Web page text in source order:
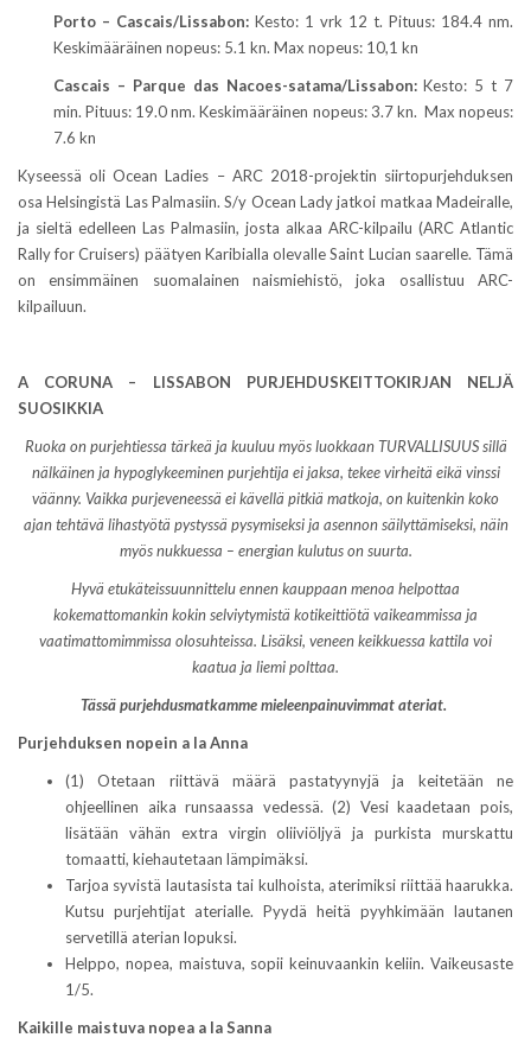
Porto – Cascais/Lissabon: Kesto: 1 vrk 12 t. Pituus: 184.4 nm.
Keskimääräinen nopeus: 5.1 kn. Max nopeus: 10,1 kn
Cascais – Parque das Nacoes-satama/Lissabon:Kesto: 5 t 7
min. Pituus: 19.0 nm. Keskimääräinen nopeus: 3.7 kn. Max nopeus:
7.6 kn
Kyseessä oli Ocean Ladies – ARC 2018-projektin siirtopurjehduksen
osa Helsingistä Las Palmasiin. S/y Ocean Lady jatkoi matkaa Madeiralle,
ja sieltä edelleen Las Palmasiin, josta alkaa ARC-kilpailu (ARC Atlantic
Rally for Cruisers) päätyen Karibialla olevalle Saint Lucian saarelle. Tämä
on ensimmäinen suomalainen naismiehistö, joka osallistuu ARC-
kilpailuun.
A CORUNA – LISSABON PURJEHDUSKEITTOKIRJAN NELJÄ
SUOSIKKIA
Ruoka on purjehtiessa tärkeä ja kuuluu myös luokkaan TURVALLISUUS sillä
nälkäinen ja hypoglykeeminen purjehtija ei jaksa, tekee virheitä eikä vinssi
väänny. Vaikka purjeveneessä ei kävellä pitkiä matkoja, on kuitenkin koko
ajan tehtävä lihastyötä pystyssä pysymiseksi ja asennon säilyttämiseksi, näin
myös nukkuessa – energian kulutus on suurta.
Hyvä etukäteissuunnittelu ennen kauppaan menoa helpottaa
kokemattomankin kokin selviytymistä kotikeittiötä vaikeammissa ja
vaatimattomimmissa olosuhteissa. Lisäksi, veneen keikkuessa kattila voi
kaatua ja liemi polttaa.
Tässä purjehdusmatkamme mieleenpainuvimmat ateriat.
Purjehduksen nopein a la Anna
(1) Otetaan riittävä määrä pastatyynyjä ja keitetään ne
ohjeellinen aika runsaassa vedessä. (2) Vesi kaadetaan pois,
lisätään vähän extra virgin oliiviöljyä ja purkista murskattu
tomaatti, kiehautetaan lämpimäksi.
Tarjoa syvistä lautasista tai kulhoista, aterimiksi riittää haarukka.
Kutsu purjehtijat aterialle. Pyydä heitä pyyhkimään lautanen
servetillä aterian lopuksi.
Helppo, nopea, maistuva, sopii keinuvaankin keliin. Vaikeusaste
1/5.
Kaikille maistuva nopea a la Sanna